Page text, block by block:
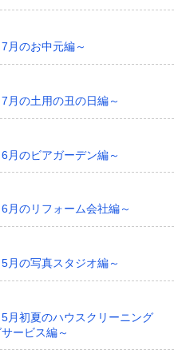
のお中元編～
の土用の丑の日編～
のビアガーデン編～
のリフォーム会社編～
の写真スタジオ編～
初夏のハウスクリーニング
ービス編～